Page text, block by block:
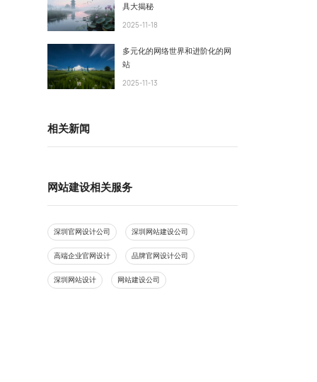
具大揭秘
2025-11-18
多元化的网络世界和进阶化的网
站
2025-11-13
相关新闻
网站建设相关服务
深圳官网设计公司 深圳网站建设公司
高端企业官网设计 品牌官网设计公司
深圳网站设计 网站建设公司